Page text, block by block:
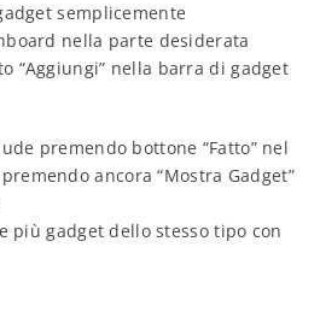
semplicemente
nella parte desiderata
“Aggiungi” nella barra di gadget
premendo bottone “Fatto” nel
ancora “Mostra Gadget”
più gadget dello stesso tipo con